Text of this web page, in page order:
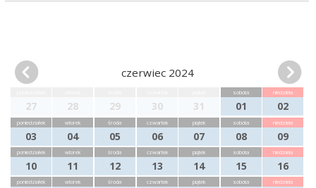
czerwiec 2024
27 28 29 30 31
sobota
01
niedziela
02
poniedziałek
03
wtorek
04
środa
05
czwartek
06
piątek
07
sobota
08
niedziela
09
poniedziałek
10
wtorek
11
środa
12
czwartek
13
piątek
14
sobota
15
niedziela
16
poniedziałek wtorek środa czwartek piątek sobota niedziela